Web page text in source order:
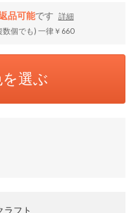
品可能です
詳細
個でも) 一律￥660
選ぶ
フト